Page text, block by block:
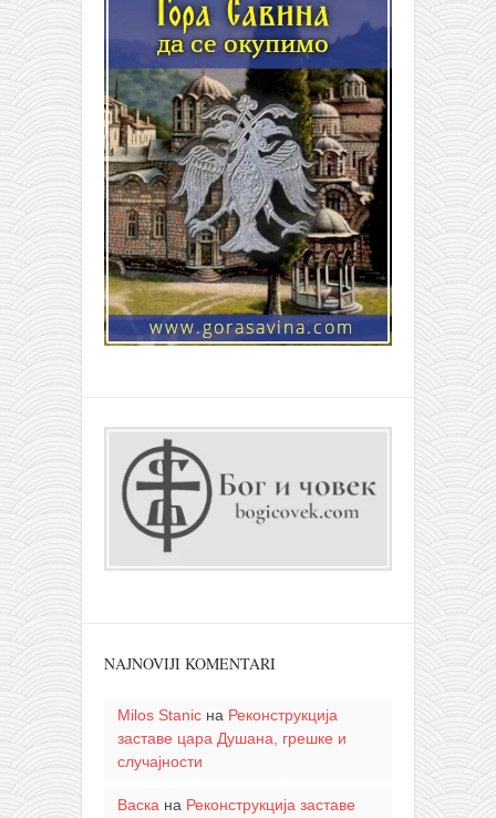
NAJNOVIJI KOMENTARI
Milos Stanicна Реконструкција
заставе цара Душана, грешке и
случајности
Васкана Реконструкција заставе